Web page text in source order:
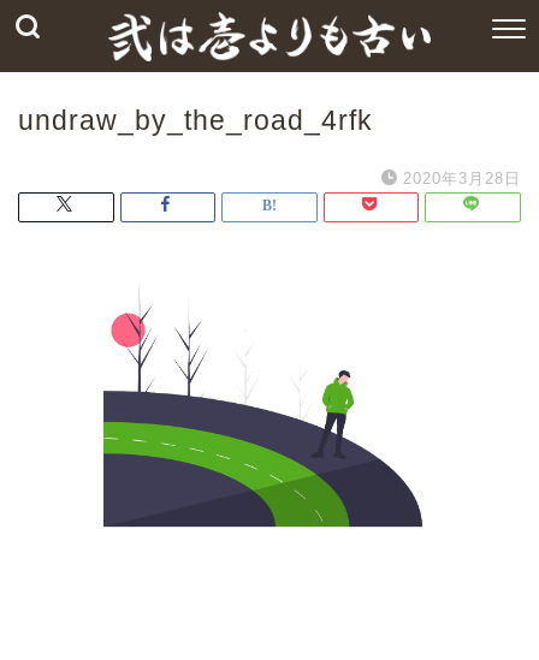
undraw_by_the_road_4rfk
2020年3月28日